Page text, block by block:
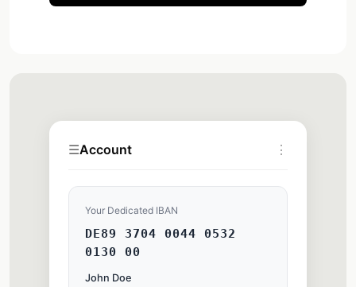
☰Account ⋮
Your Dedicated IBAN
DE89 3704 0044 0532
0130 00
John Doe